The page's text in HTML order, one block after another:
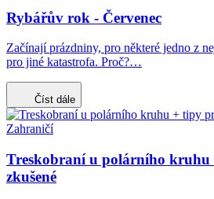
Rybářův rok - Červenec
Začínají prázdniny, pro některé jedno z
pro jiné katastrofa. Proč?…
Číst dále
Zahraničí
Treskobraní u polárního kruhu
zkušené